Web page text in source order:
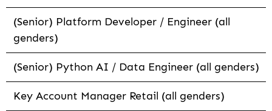
(Senior) Platform Developer / Engineer (all
genders)
(Senior) Python AI / Data Engineer (all genders)
Key Account Manager Retail (all genders)